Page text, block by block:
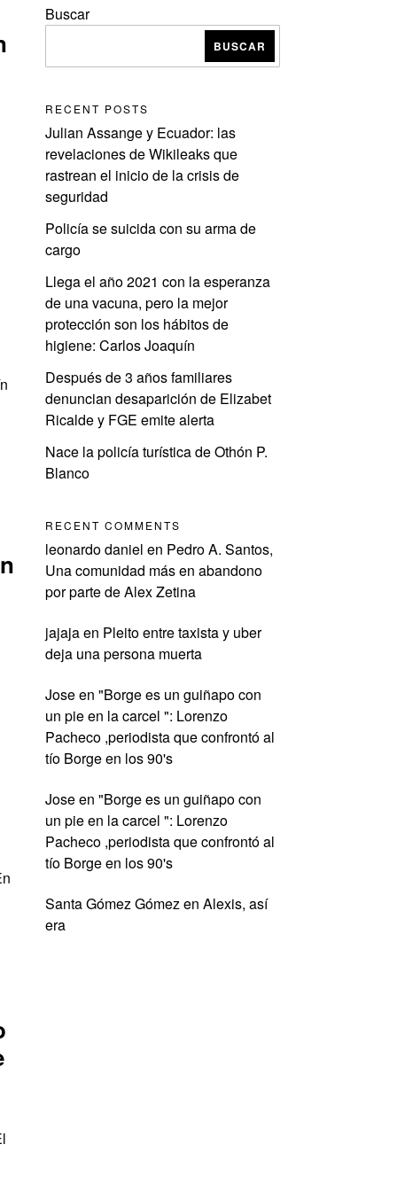
Buscar
BUSCAR
RECENT POSTS
Julian Assange y Ecuador: las
revelaciones de Wikileaks que
rastrean el inicio de la crisis de
seguridad
Policía se suicida con su arma de
cargo
Llega el año 2021 con la esperanza
de una vacuna, pero la mejor
protección son los hábitos de
higiene: Carlos Joaquín
Después de 3 años familiares
denuncian desaparición de Elizabet
Ricalde y FGE emite alerta
Nace la policía turística de Othón P.
Blanco
RECENT COMMENTS
leonardo daniel en Pedro A. Santos,
Una comunidad más en abandono
por parte de Alex Zetina
jajajaen Pleito entre taxista y uber
deja una persona muerta
Joseen "Borge es un guiñapo con
un pie en la carcel ": Lorenzo
Pacheco ,periodista que confrontó al
tío Borge en los 90's
Joseen "Borge es un guiñapo con
un pie en la carcel ": Lorenzo
Pacheco ,periodista que confrontó al
tío Borge en los 90's
Santa Gómez Gómezen Alexis, así
era